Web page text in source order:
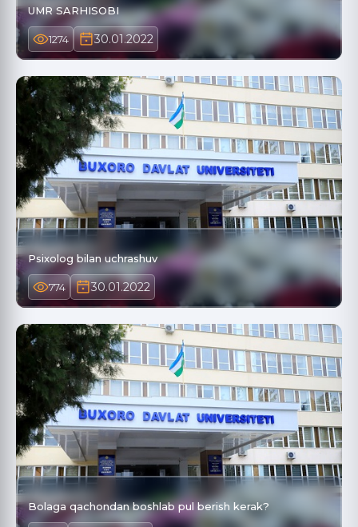
UMR SARHISOBI
1274 30.01.2022
Psixolog bilan uchrashuv
774 30.01.2022
Bolaga qachondan boshlab pul berish kerak?